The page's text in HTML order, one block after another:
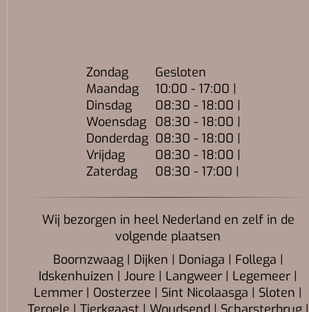
Zondag
Gesloten
Maandag
10:00 - 17:00 |
Dinsdag
08:30 - 18:00 |
Woensdag
08:30 - 18:00 |
Donderdag 08:30 - 18:00 |
Vrijdag
08:30 - 18:00 |
Zaterdag
08:30 - 17:00 |
Wij bezorgen in heel Nederland en zelf in de
volgende plaatsen
Boornzwaag | Dijken | Doniaga | Follega |
Idskenhuizen | Joure | Langweer | Legemeer |
Lemmer | Oosterzee | Sint Nicolaasga | Sloten |